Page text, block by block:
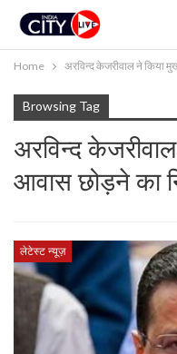
Home अरविन्द केजरीवाल ने किया
Browsing Tag
अरविन्द
आवास छोड़ने का
लेटेस्ट न्यूज़